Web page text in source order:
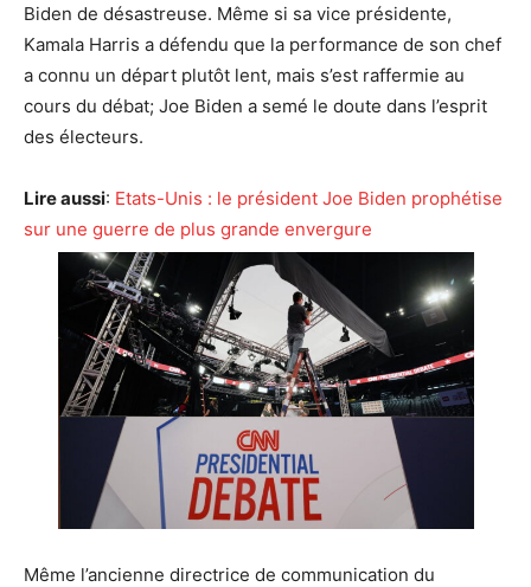
Biden de désastreuse. Même si sa vice présidente,
Kamala Harris a défendu que la performance de son chef
a connu un départ plutôt lent, mais s’est raffermie au
cours du débat; Joe Biden a semé le doute dans l’esprit
des électeurs.
Lire aussi: Etats-Unis : le président Joe Biden prophétise
sur une guerre de plus grande envergure
Même l’ancienne directrice de communication du